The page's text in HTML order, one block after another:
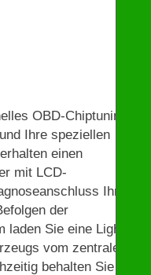
OBD-Chiptuning,
Ihre speziellen
einen
mit LCD-
Ihres
der
Sie eine Light-
vom zentralen
behalten Sie